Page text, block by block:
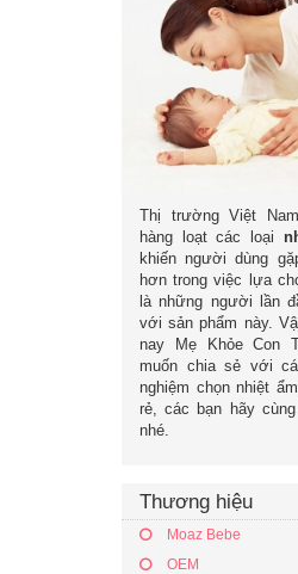
Thị trường Việt
hàng loạt các loại
khiến người dùng
hơn trong việc lựa
là những người lần
với sản phẩm này.
nay Mẹ Khỏe Con
muốn chia sẻ với
nghiệm chọn nhiệt
rẻ, các bạn hãy
nhé.
Thương hiệu
Moaz Bebe
OEM